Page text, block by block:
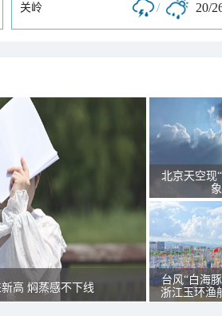
关岭 / 20/
高 焖蒸感不下线
北京天空现
象
台风“白海
浙江玉环渔